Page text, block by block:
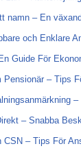
namn – En
och Enklare
Guide För
– Tips
– Snabba
CSN – Tips För